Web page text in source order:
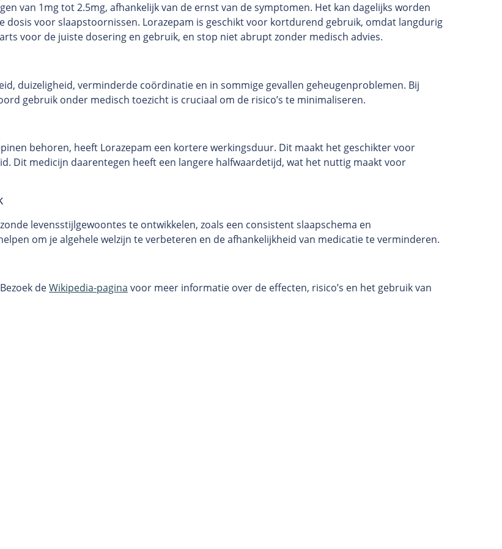
van 1mg tot 2.5mg, afhankelijk van de ernst van de symptomen. Het kan dagelijks worden
dosis voor slaapstoornissen. Lorazepam is geschikt voor kortdurend gebruik, omdat langdurig
voor de juiste dosering en gebruik, en stop niet abrupt zonder medisch advies.
duizeligheid, verminderde coördinatie en in sommige gevallen geheugenproblemen. Bij
gebruik onder medisch toezicht is cruciaal om de risico’s te minimaliseren.
behoren, heeft Lorazepam een kortere werkingsduur. Dit maakt het geschikter voor
Dit medicijn daarentegen heeft een langere halfwaardetijd, wat het nuttig maakt voor
levensstijlgewoontes te ontwikkelen, zoals een consistent slaapschema en
om je algehele welzijn te verbeteren en de afhankelijkheid van medicatie te verminderen.
deWikipedia-pagina voor meer informatie over de effecten, risico’s en het gebruik van